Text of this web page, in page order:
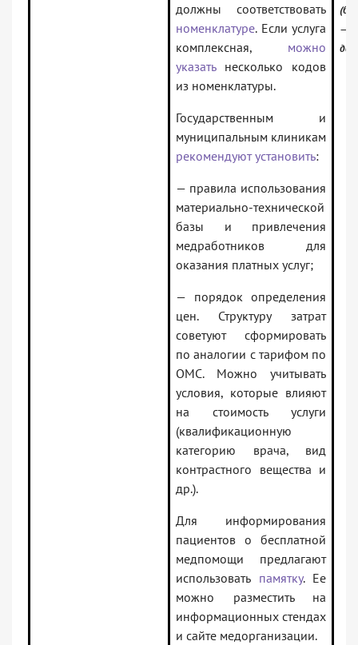
должны соответствовать
номенклатуре. Если услуга
комплексная, можно
указатьнесколько кодов
из номенклатуры.
Государственным и
муниципальным клиникам
рекомендуют установить:
— правила использования
материально-технической
базы и привлечения
медработников для
оказания платных услуг;
— порядок определения
цен. Структуру затрат
советуют сформировать
по аналогии с тарифом по
ОМС. Можно учитывать
условия, которые влияют
на стоимость услуги
(квалификационную
категорию врача, вид
контрастного вещества и
др.).
Для информирования
пациентов о бесплатной
медпомощи предлагают
использовать памятку. Ее
можно разместить на
информационных стендах
и сайте медорганизации.
—